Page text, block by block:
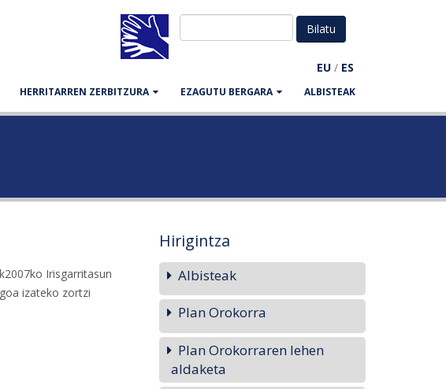
EU / ES
HERRITARREN ZERBITZURA EZAGUTU BERGARA ALBISTEAK
Irisgarritasun
izateko zortzi
Hirigintza
Albisteak
Plan Orokorra
Plan Orokorraren lehen
aldaketa